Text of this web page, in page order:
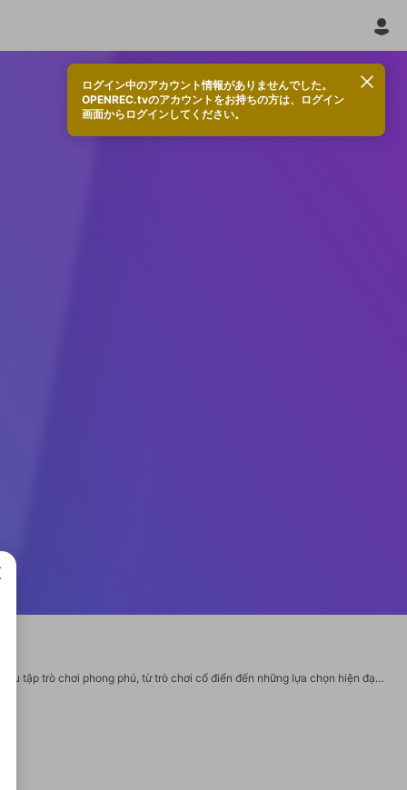
ログイン中のアカウント情報がありませんでした。
OPENREC.tvのアカウントをお持ちの方は、ログイン
画面からログインしてください。
BIG88 là một thương hiệu cá cược trực tuyến nổi bật tại Châu Á, nổi tiếng với bộ sưu tập trò chơi phong phú, từ trò chơi cổ điển đến những lựa chọn hiện đại. Website: https://big88.bid/ Địa Chỉ: 18A Đ. Trần Thái Tông, Phường 15, Tân Bình, Hồ Chí Minh, Việt Nam Phone: 0396554422 Email: big88bid@gmail.com Hashtags: #big88 #big88bid #conggamebig88 #gamebaibig88 #trangchubig88 https://big88.bid/ https://www.pinterest.com/big88bid/ https://www.youtube.com/@big88bid https://x.com/big88bid